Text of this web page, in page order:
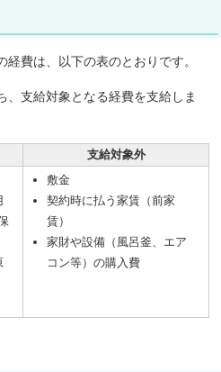
費は、以下の表のとおりです。
、支給対象となる経費を支給しま
支給対象外
敷金
契約時に払う家賃（前家
賃）
家財や設備（風呂釜、エア
コン等）の購入費